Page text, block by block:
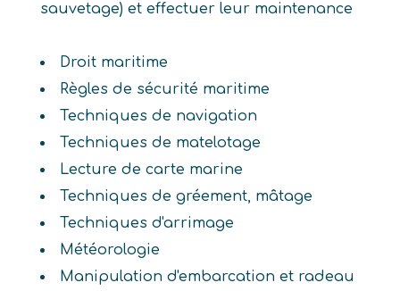
sauvetage) et effectuer leur maintenance
Droit maritime
Règles de sécurité maritime
Techniques de navigation
Techniques de matelotage
Lecture de carte marine
Techniques de gréement, mâtage
Techniques d'arrimage
Météorologie
Manipulation d'embarcation et radeau